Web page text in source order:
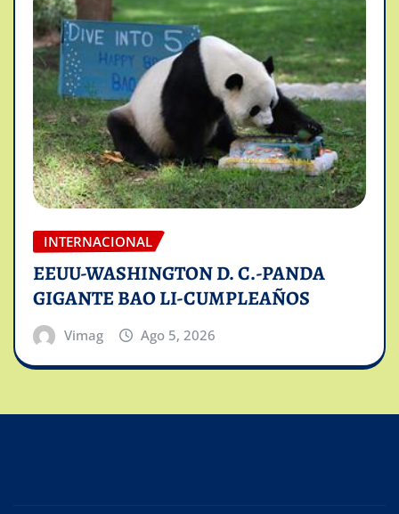
INTERNACIONAL
EEUU-WASHINGTON D. C.-PANDA
GIGANTE BAO LI-CUMPLEAÑOS
Vimag Ago 5, 2026